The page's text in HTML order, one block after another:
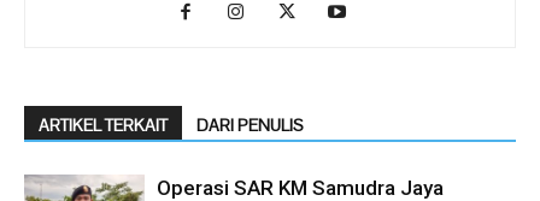
ARTIKEL TERKAIT DARI PENULIS
Operasi SAR KM Samudra Jaya